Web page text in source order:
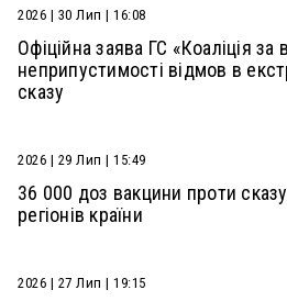
2026 | 30 Лип | 16:08
Офіційна заява ГС «Коаліція
неприпустимості відмов в
сказу
2026 | 29 Лип | 15:49
36 000 доз вакцини проти
регіонів країни
2026 | 27 Лип | 19:15